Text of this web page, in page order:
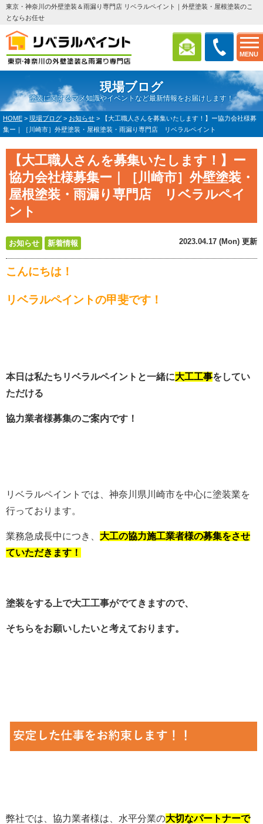
MENU
東京・神奈川の外壁塗装＆雨漏り専門店 リベラルペイント｜外壁塗装・屋根塗装のこ
とならお任せ
現場ブログ
塗装に関するマメ知識やイベントなど最新情報をお届けします！
HOME > 現場ブログ > お知らせ >
【大工職人さんを募集いたします！】ー協力会社様募
集ー｜［川崎市］外壁塗装・屋根塗装・雨漏り専門店 リベラルペイント
【大工職人さんを募集いたします！】ー
協力会社様募集ー｜［川崎市］外壁塗装・
屋根塗装・雨漏り専門店 リベラルペイ
ント
お知らせ 新着情報 2023.04.17 (Mon) 更新
こんにちは！
リベラルペイントの甲斐です！
本日は私たちリベラルペイントと一緒に大工工事をしてい
ただける
協力業者様募集のご案内です！
リベラルペイントでは、神奈川県川崎市を中心に塗装業を
行っております。
業務急成長中につき、 大工の協力施工業者様の募集をさせ
ていただきます！
塗装をする上で大工工事がでてきますので、
そちらをお願いしたいと考えております。
弊社では、協力業者様は、水平分業の大切なパートナーで